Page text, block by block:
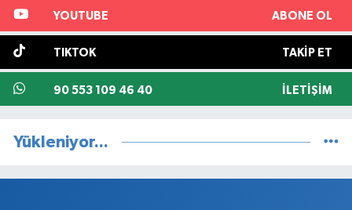
YOUTUBE ABONE OL
TIKTOK TAKIP ET
90 553 109 46 40 İLETIŞIM
Yükleniyor...